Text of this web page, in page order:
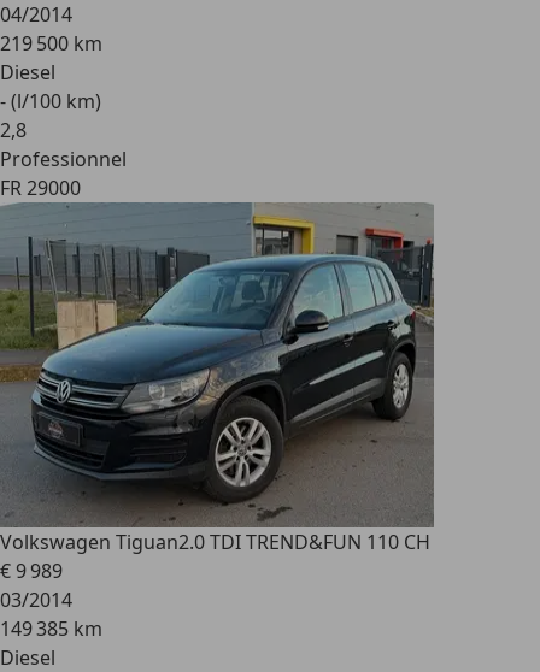
04/2014
219 500 km
Diesel
- (l/100 km)
2,8
Professionnel
FR 29000
Volkswagen Tiguan2.0 TDI TREND&FUN 110 CH
€ 9 989
03/2014
149 385 km
Diesel